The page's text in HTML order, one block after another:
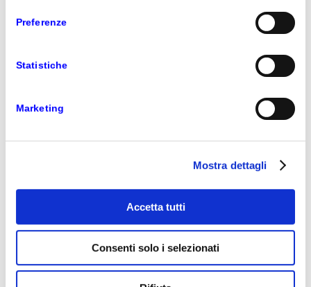
Preferenze
Statistiche
Marketing
Mostra dettagli
Accetta tutti
Consenti solo i selezionati
business la customer experience rappresenta
una leva cruciale e il Customer Relationship
poter gestire in modo integrato e sinergico
al meglio le opportunità commerciali in una
ha commentato Massimiliano Ortalli, Direttore
della Divisione Dynamics di Microsoft Italia.
14 LUGLIO 2016